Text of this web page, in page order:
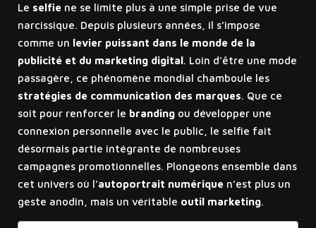
Le selfiene se limite plus à une simple prise de vue
narcissique. Depuis plusieurs années, il s’impose
comme un levier puissant dans le monde de la
publicité et du marketing digital. Loin d’être une mode
passagère, ce phénomène mondial chamboule les
stratégies de communication des marques. Que ce
soit pour renforcer le brandingou développer une
connexion personnelle avec le public, le selfie fait
désormais partie intégrante de nombreuses
campagnes promotionnelles. Plongeons ensemble dans
cet univers où l’autoportrait numériquen’est plus un
geste anodin, mais un véritable outil marketing.